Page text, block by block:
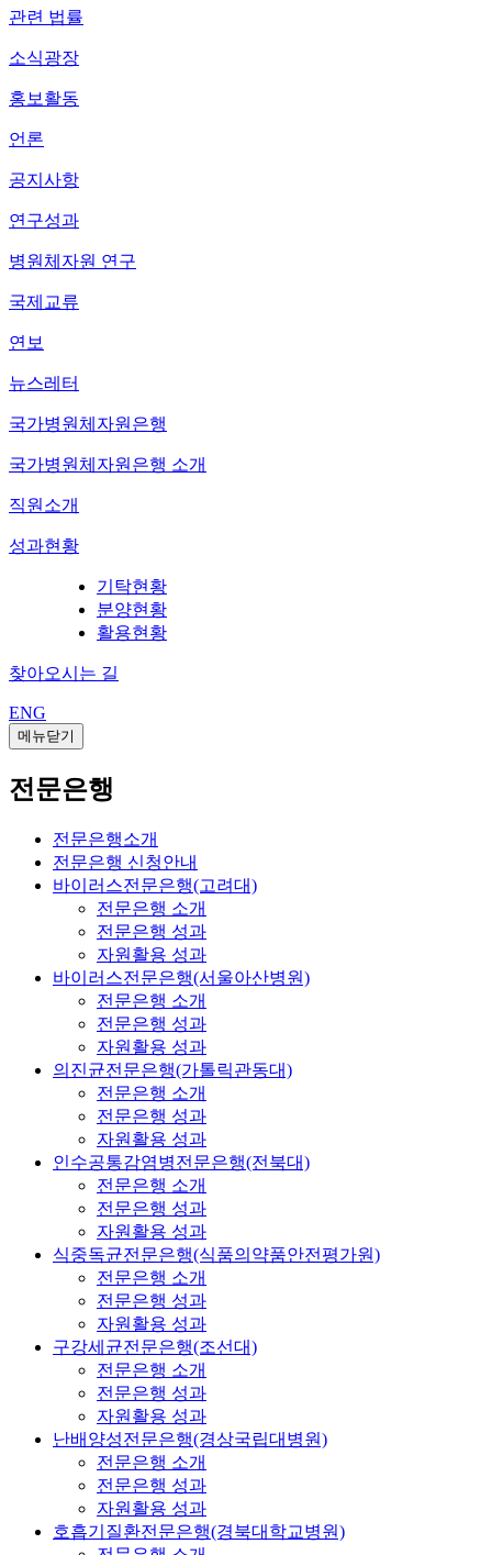
관련 법률
소식광장
홍보활동
언론
공지사항
연구성과
병원체자원 연구
국제교류
연보
뉴스레터
국가병원체자원은행
국가병원체자원은행 소개
직원소개
성과현황
기탁현황
분양현황
활용현황
찾아오시는 길
ENG
메뉴닫기
전문은행
전문은행소개
전문은행 신청안내
바이러스전문은행(고려대)
전문은행 소개
전문은행 성과
자원활용 성과
바이러스전문은행(서울아산병원)
전문은행 소개
전문은행 성과
자원활용 성과
의진균전문은행(가톨릭관동대)
전문은행 소개
전문은행 성과
자원활용 성과
인수공통감염병전문은행(전북대)
전문은행 소개
전문은행 성과
자원활용 성과
식중독균전문은행(식품의약품안전평가원)
전문은행 소개
전문은행 성과
자원활용 성과
구강세균전문은행(조선대)
전문은행 소개
전문은행 성과
자원활용 성과
난배양성전문은행(경상국립대병원)
전문은행 소개
전문은행 성과
자원활용 성과
호흡기질환전문은행(경북대학교병원)